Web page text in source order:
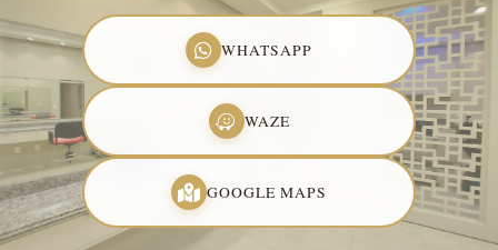
WHATSAPP
WAZE
GOOGLE MAPS